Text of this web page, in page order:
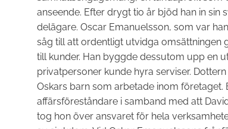
anseende. Efter drygt tio år bjöd han in sin
delägare. Oscar Emanuelsson, som var
såg till att ordentligt utvidga omsättningen
till kunder. Han byggde dessutom upp en
privatpersoner kunde hyra serviser.
Oskars barn som arbetade inom företaget.
affärsföreståndare i samband med att
tog hon över ansvaret för hela